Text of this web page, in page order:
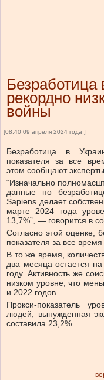
Безработица
рекордно
войны
[08:40 09 апреля 2024 года ]
Безработица в
показателя за все
этом сообщают
“Изначально
данные по
Sapiens делает
марте 2024 года
13,7%”, — говорится в
Согласно этой оценке,
показателя за все
В то же время,
два месяца остается
году. Активность же
низком уровне, что
и 2022 годов.
Прокси-показатель
людей, вынужденная
составила 23,2%.